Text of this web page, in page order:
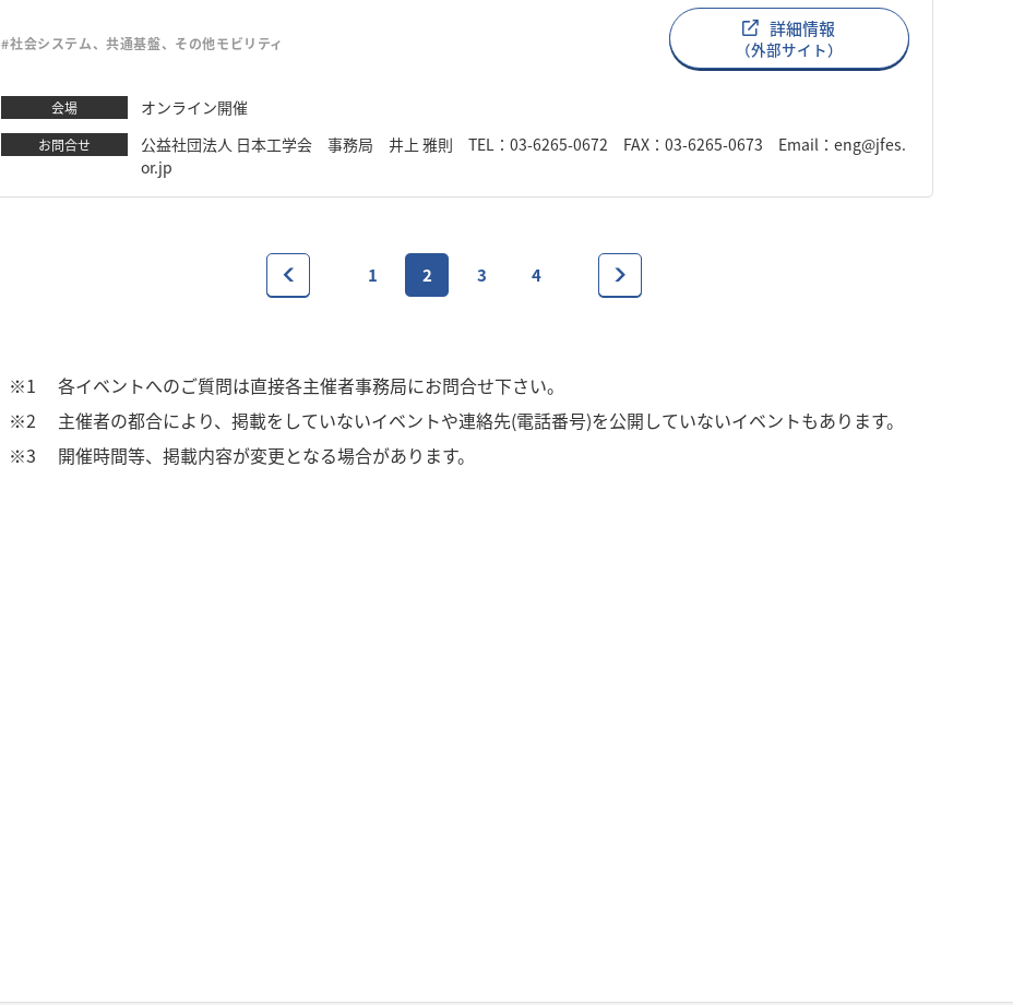
#社会システム、共通基盤、その他モビリティ
詳細情報
（外部サイト）
会場 オンライン開催
お問合せ
公益社団法人 日本工学会 事務局 井上 雅則 TEL：03-6265-0672 FAX：03-6265-0673 Email：eng@jfes.
or.jp
1 2 3 4
※1
各イベントへのご質問は直接各主催者事務局にお問合せ下さい。
※2
主催者の都合により、掲載をしていないイベントや連絡先(電話番号)を公開していないイベントもあります。
※3
開催時間等、掲載内容が変更となる場合があります。